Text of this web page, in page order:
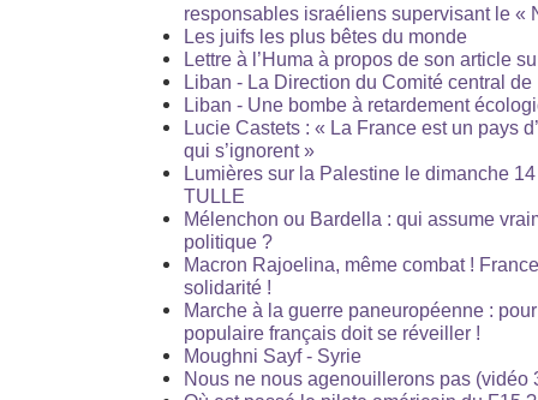
responsables israéliens supervisant le «
Les juifs les plus bêtes du monde
Lettre à l’Huma à propos de son article
Liban - La Direction du Comité central
Liban - Une bombe à retardement
Lucie Castets : « La France est un pays
qui s’ignorent »
Lumières sur la Palestine le dimanche
TULLE
Mélenchon ou Bardella : qui assume
politique ?
Macron Rajoelina, même combat !
solidarité !
Marche à la guerre paneuropéenne :
populaire français doit se réveiller !
Moughni Sayf - Syrie
Nous ne nous agenouillerons pas (vidéo